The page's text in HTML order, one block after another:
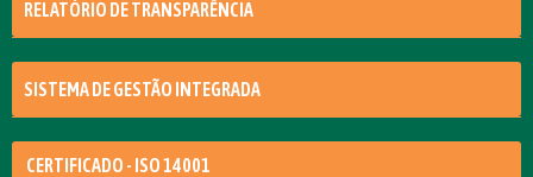
RELATÓRIO DE TRANSPARÊNCIA
SISTEMA DE GESTÃO INTEGRADA
CERTIFICADO - ISO 14001